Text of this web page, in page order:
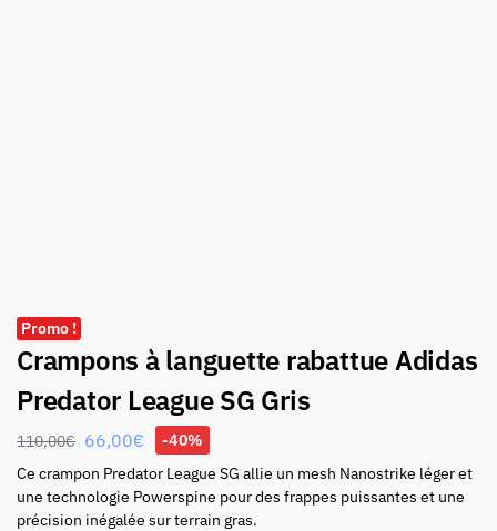
Promo !
Crampons à languette rabattue Adidas
Predator League SG Gris
110,00€ 66,00€
-40%
Ce crampon Predator League SG allie un mesh Nanostrike léger et
une technologie Powerspine pour des frappes puissantes et une
précision inégalée sur terrain gras.